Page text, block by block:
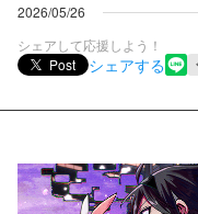
2026/05/26
シェアして応援しよう！
Post
シェアする